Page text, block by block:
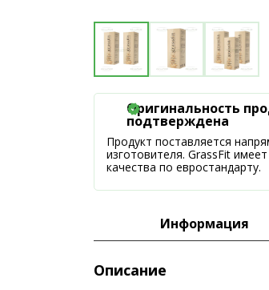
Оригинальность
подтверждена
Продукт поставляется
изготовителя. GrassFit
качества по евростандарту.
Информация
Описание